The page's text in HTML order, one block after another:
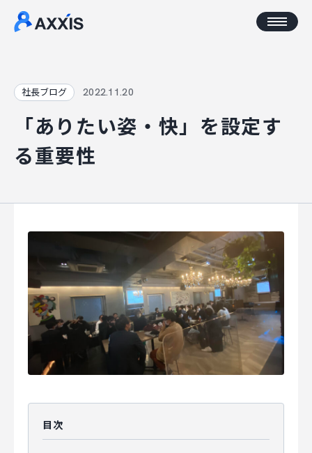
CORPORATE
企業情報
SERVICE
AXXISのサービス
マジキャリ
すべらないキャリアエージェント
NEWS
社長ブログ 2022.11.20
「ありたい姿・快」を設定す
る重要性
目次